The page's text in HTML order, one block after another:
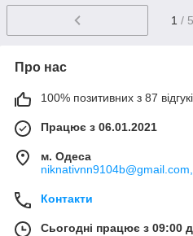
1 / 5
Про нас
100% позитивних з 87
Працює з 06.01.2021
м. Одеса
Контакти
Сьогодні працює з 09:00